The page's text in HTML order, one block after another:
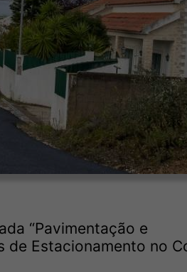
“Pavimentação e
Estacionamento no